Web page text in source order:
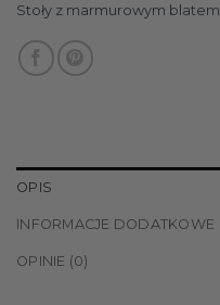
Stoły z marmurowym blatem
OPIS
INFORMACJE DODATKOWE
OPINIE (0)